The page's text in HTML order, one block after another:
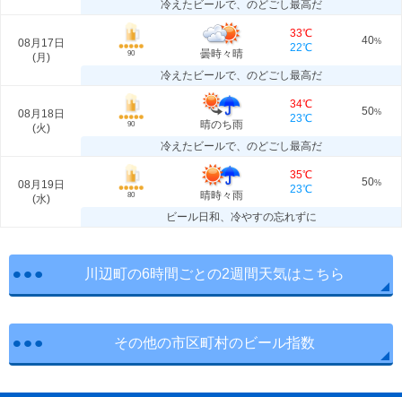
冷えたビールで、のどごし最高だ
08月17日
(月 ) 90 曇時々晴
33℃
22℃
40%
冷えたビールで、のどごし最高だ
08月18日
(火) 90 晴のち雨
34℃
23℃
50%
冷えたビールで、のどごし最高だ
08月19日
(水) 80 晴時々雨
35℃
23℃
50%
ビール日和、冷やすの忘れずに
川辺町の6時間ごとの2週間天気はこちら
その他の市区町村のビール指数